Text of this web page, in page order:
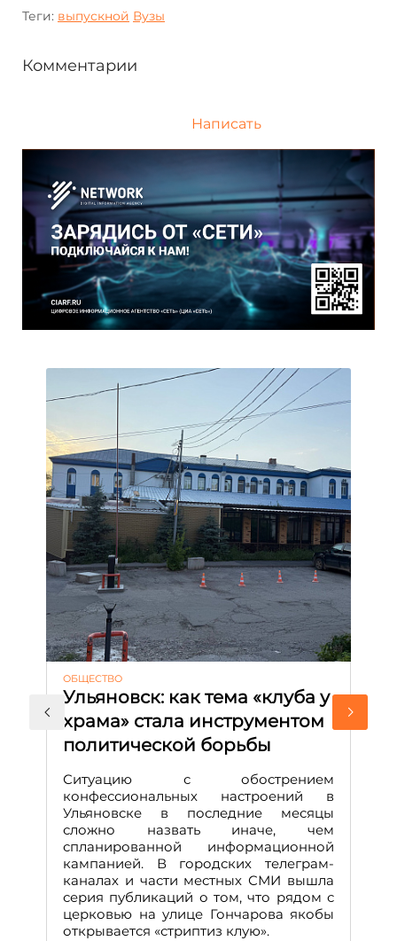
Теги: выпускной Вузы
Комментарии
Написать
ОБЩЕСТВО
Ульяновск: как тема «клуба у
храма» стала инструментом
политической борьбы
Ситуацию с обострением
конфессиональных настроений в
Ульяновске в последние месяцы
сложно назвать иначе, чем
спланированной информационной
кампанией. В городских телеграм-
каналах и части местных СМИ вышла
серия публикаций о том, что рядом с
церковью на улице Гончарова якобы
открывается «стриптиз клую».